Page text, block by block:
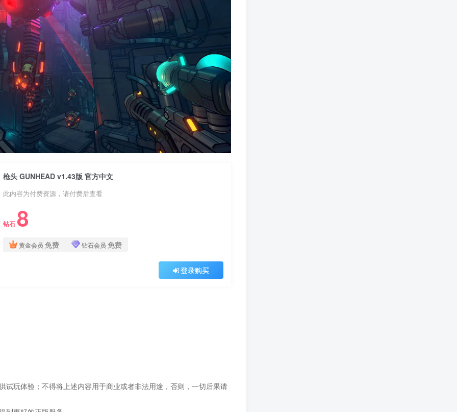
枪头 GUNHEAD v1.43版 官方中文
此内容为付费资源，请付费后查看
钻石 8
黄金会员 免费 钻石会员 免费
登录购买
试玩体验；不得将上述内容用于商业或者非法用途，否则，一切后果请